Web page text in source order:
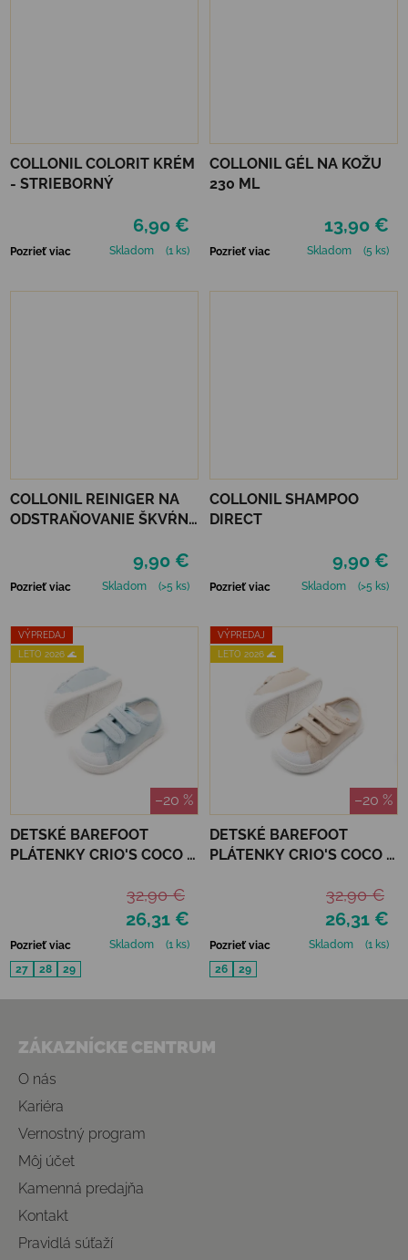
COLLONIL COLORIT KRÉM
- STRIEBORNÝ
6,90 €
Pozrieť viac Skladom (1 ks)
COLLONIL GÉL NA KOŽU
230 ML
13,90 €
Pozrieť viac Skladom (5 ks)
COLLONIL REINIGER NA
ODSTRAŇOVANIE ŠKVŔN
9,90 €
Pozrieť viac Skladom (>5 ks)
COLLONIL SHAMPOO
DIRECT
9,90 €
Pozrieť viac Skladom (>5 ks)
VÝPREDAJ
LETO 2026 🌊
–20 %
DETSKÉ BAREFOOT
PLÁTENKY CRIO'S COCO -
26,31 €
32,90 €
Pozrieť viac Skladom
(1 ks)
27
28 29
VÝPREDAJ
LETO 2026 🌊
–20 %
DETSKÉ BAREFOOT
PLÁTENKY CRIO'S COCO -
26,31 €
32,90 €
Pozrieť viac Skladom
(1 ks)
26
29
ZÁKAZNÍCKE CENTRUM
O nás
Kariéra
Vernostný program
Môj účet
Kamenná predajňa
Kontakt
Pravidlá súťaží